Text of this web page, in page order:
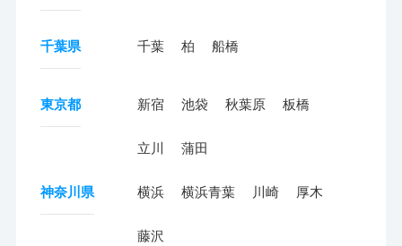
千葉県 千葉 柏 船橋
東京都 新宿 池袋 秋葉原 板橋
立川 蒲田
神奈川県 横浜 横浜青葉 川崎 厚木
藤沢